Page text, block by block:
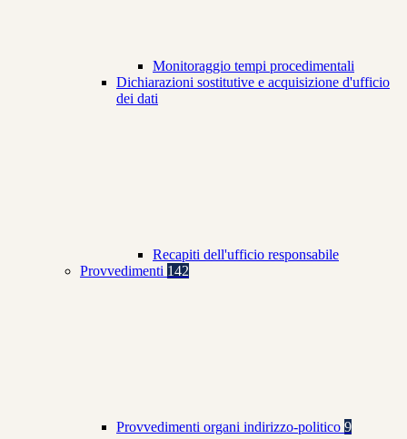
Monitoraggio tempi procedimentali
Dichiarazioni sostitutive e acquisizione d'ufficio
dei dati
Recapiti dell'ufficio responsabile
Provvedimenti 142
Provvedimenti organi indirizzo-politico 9